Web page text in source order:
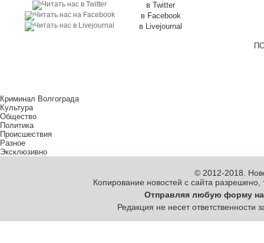
в Twitter
в Facebook
в Livejournal
Криминал Волгограда
Культура
Общество
Политика
Происшествия
Разное
Эксклюзивно
© 2012-2018.
Копирование новостей с сайта разрешено,
Отправляя любую форму на
Редакция не несет